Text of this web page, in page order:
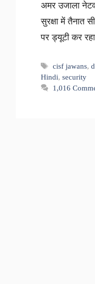
अमर उजाला
सुरक्षा में तैनात
पर ड्यूटी कर
Tags
cisf jawans,
Hindi, security
1,016